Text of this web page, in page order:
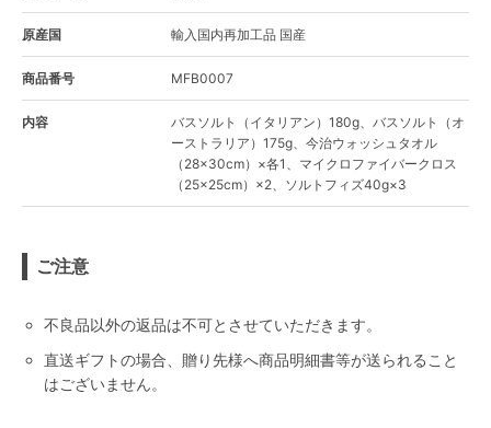
原産国 輸入国内再加工品 国産
商品番号 MFB0007
内容
バスソルト（イタリアン）180g、バスソルト（オ
ーストラリア）175g、今治ウォッシュタオル
（28×30cm）×各1、マイクロファイバークロス
（25×25cm）×2、ソルトフィズ40g×3
ご注意
不良品以外の返品は不可とさせていただきます。
直送ギフトの場合、贈り先様へ商品明細書等が送られること
はございません。